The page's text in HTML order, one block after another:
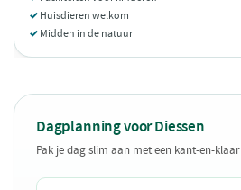
Huisdieren welkom
Midden in de natuur
Dagplanning voor Diessen
Pak je dag slim aan met een kant-en-